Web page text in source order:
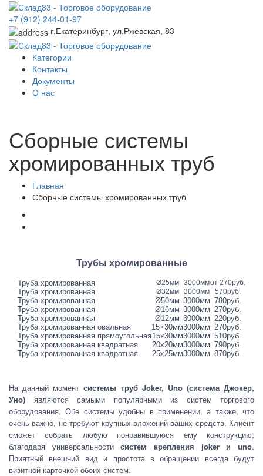
+7 (912) 244-01-97
г.Екатеринбург, ул.Ржевская, 83
Категории
Контакты
Документы
О нас
Сборные системы
хромированных труб
Главная
Сборные системы хромированных труб
Трубы хромированные
Труба хромированная Ø25мм 3000ммот 270руб.
Труба хромированная Ø32мм 3000мм 570руб.
Труба хромированная Ø50мм 3000мм 780руб.
Труба хромированная
Ø16мм 3000мм 270руб.
Труба хромированная
Ø12мм 3000мм 220руб.
Труба хромированная овальная
15×30мм3000мм 270руб.
Труба хромированная прямоугольная15х30мм3000мм 510руб.
Труба хромированная квадратная
20х20мм3000мм 790руб.
Труба хромированная квадратная
25х25мм3000мм 870руб.
На данный моментсистемы труб Joker, Uno (система Джокер,
Уно) являются самыми популярными из систем торгового
оборудования. Обе системы удобны в применении, а также, что
очень важно, не требуют крупных вложений ваших средств. Клиент
сможет собрать любую понравившуюся ему конструкцию,
благодаря универсальностисистем крепления joker и uno.
Приятный внешний вид и простота в обращении всегда будут
визитной карточкой обоих систем.